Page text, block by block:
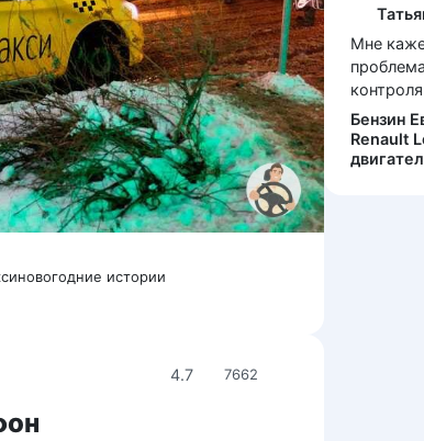
новогодние истории
7662
4.7
Мне
Бензин
Renault